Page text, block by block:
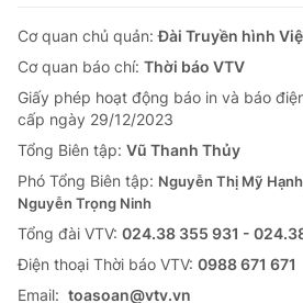
Cơ quan chủ quản:Đài Truyền hình
Cơ quan báo chí: Thời báo VTV
Giấy phép hoạt động báo in và báo
cấp ngày 29/12/2023
Tổng Biên tập: Vũ Thanh Thủy
Phó Tổng Biên tập: Nguyễn Thị Mỹ
Nguyễn Trọng Ninh
Tổng đài VTV: 024.38 355 931 -
Ðiện thoại Thời báo VTV: 0988 671 671
Email: toasoan@vtv.vn